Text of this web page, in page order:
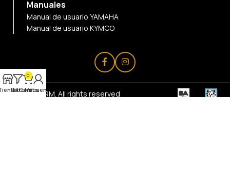
Manuales
Manual de usuario YAMAHA
Manual de usuario KYMCO
© 2025BRM. All rights reserved
Filtro
0
Carrito
Mi cuenta